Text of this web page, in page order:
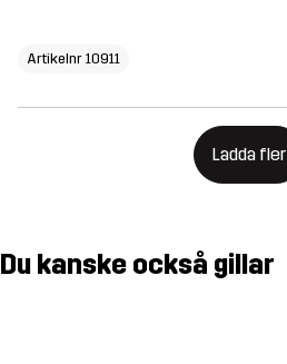
Artikelnr 10911
Ladda fler
Du kanske också gillar